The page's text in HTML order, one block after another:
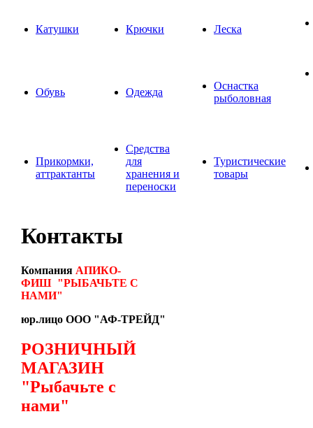
Катушки Крючки Леска
Обувь Одежда
Оснастка
рыболовная
Прикормки,
аттрактанты
Средства
для
хранения и
переноски
Туристические
товары
Контакты
Компания АПИКО-
ФИШ "РЫБАЧЬТЕ С
НАМИ"
юр.лицо ООО "АФ-ТРЕЙД"
РОЗНИЧНЫЙ
МАГАЗИН
"Рыбачьте с
нами"